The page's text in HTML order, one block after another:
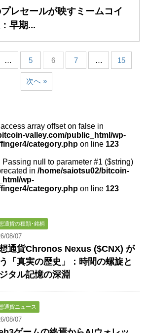
レセールが映すミームコイ
早期...
… 5 6 7 … 15
次へ »
array offset on false in
valley.com/public_html/wp-
category.php on line 123
Passing null to parameter #1 ($string)
in /home/saiotsu02/bitcoin-
wp-
category.php on line 123
通貨の種類･銘柄
08/07
通貨Chronos Nexus ($CNX) が
「真実の歴史」：時間の螺旋と
タル記憶の深淵
通貨ニュース
08/07